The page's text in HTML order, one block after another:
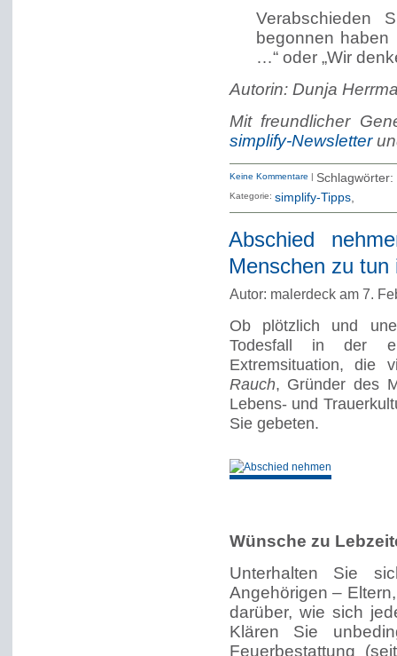
Verabschieden
begonnen
…“ oder „Wir
Autorin: Dunja
Mit freundlicher
simplify-Newsletter
Keine Kommentare | Schlagwörter:
Kategorie: simplify-Tipps
Abschied
Menschen zu tun
Autor: malerdeck am 7.
Ob plötzlich und
Todesfall in der
Extremsituation,
Rauch, Gründer des
Lebens- und
Sie gebeten.
Wünsche zu
Unterhalten Sie
Angehörigen –
darüber, wie sich
Klären Sie
Feuerbestattung